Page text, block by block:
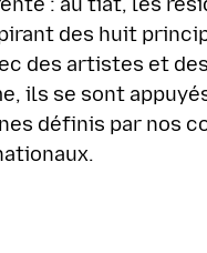
des huit
des artistes et
ils se sont
définis par nos